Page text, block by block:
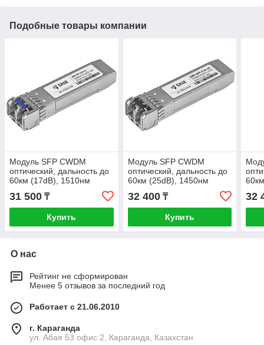
Подобные товары компании
Модуль SFP CWDM
оптический, дальность до
60км (17dB), 1510нм
31 500 ₸
Купить
Модуль SFP CWDM
оптический, дальность до
60км (25dB), 1450нм
32 400₸
Купить
32
О нас
Рейтинг не сформирован
Менее 5 отзывов за последний год
Работает с 21.06.2010
г. Караганда
ул. Абая 53 офис 2, Караганда, Казахстан